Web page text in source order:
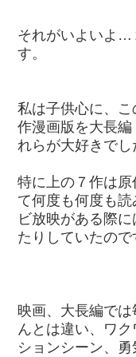
それがいよいよ…
す。
私は子供心に、
作漫画版を大長
れらが大好きでし
特に上の７作は
て何度も何度も
ビ放映がある際
たりしていたので
映画、大長編で
んとは違い、ワ
ションシーン、